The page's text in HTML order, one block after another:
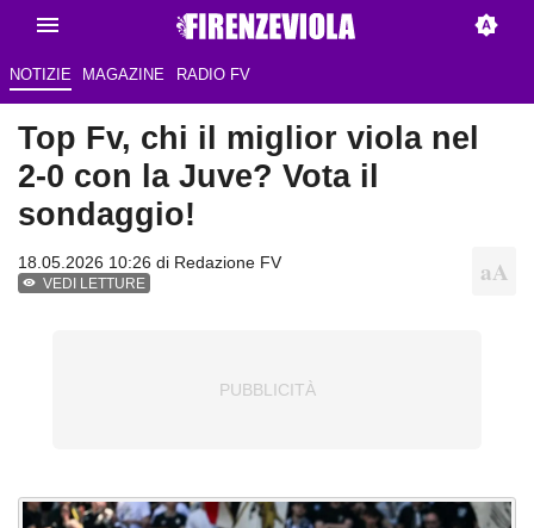
NOTIZIE MAGAZINE RADIO FV
Top Fv, chi il miglior viola nel
2-0 con la Juve? Vota il
sondaggio!
18.05.2026 10:26 di Redazione FV
VEDI LETTURE